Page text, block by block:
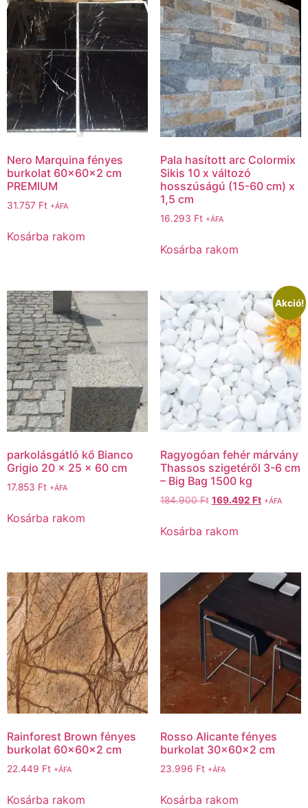
Nero Marquina fényes
burkolat 60x60x2 cm
PREMIUM
31.757 Ft +ÁFA
Kosárba rakom
Pala hasított arc Colormix
Sikis 10 x változó
hosszúságú (15-60 cm) x
1,5 cm
16.293 Ft +ÁFA
Kosárba rakom
parkolásgátló kő Bianco
Grigio 20 x 25 x 60 cm
17.853 Ft +ÁFA
Kosárba rakom
Akció!
Ragyogóan fehér márvány
Thassos szigetéről 3-6 cm
– Big Bag 1500 kg
184.900Ft 169.492 Ft +ÁFA
Kosárba rakom
Rainforest Brown fényes
burkolat 60x60x2 cm
22.449 Ft +ÁFA
Kosárba rakom
Rosso Alicante fényes
burkolat 30x60x2 cm
23.996 Ft +ÁFA
Kosárba rakom